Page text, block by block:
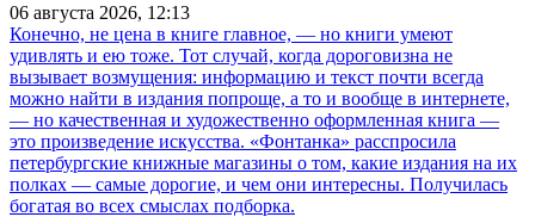
06 августа 2026, 12:13
Конечно, не цена в книге главное, — но книги умеют
удивлять и ею тоже. Тот случай, когда дороговизна не
вызывает возмущения: информацию и текст почти всегда
можно найти в издания попроще, а то и вообще в интернете,
— но качественная и художественно оформленная книга —
это произведение искусства. «Фонтанка» расспросила
петербургские книжные магазины о том, какие издания на их
полках — самые дорогие, и чем они интересны. Получилась
богатая во всех смыслах подборка.